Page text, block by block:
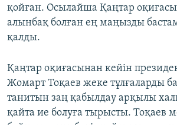
қойған. Осылайша Қаңтар
алынбақ болған ең маңызды
қалды.
Қаңтар оқиғасынан кейін
Жомарт Тоқаев жеке тұлғаларды
танитын заң қабылдау арқылы
қайта ие болуға тырысты. Тоқаев